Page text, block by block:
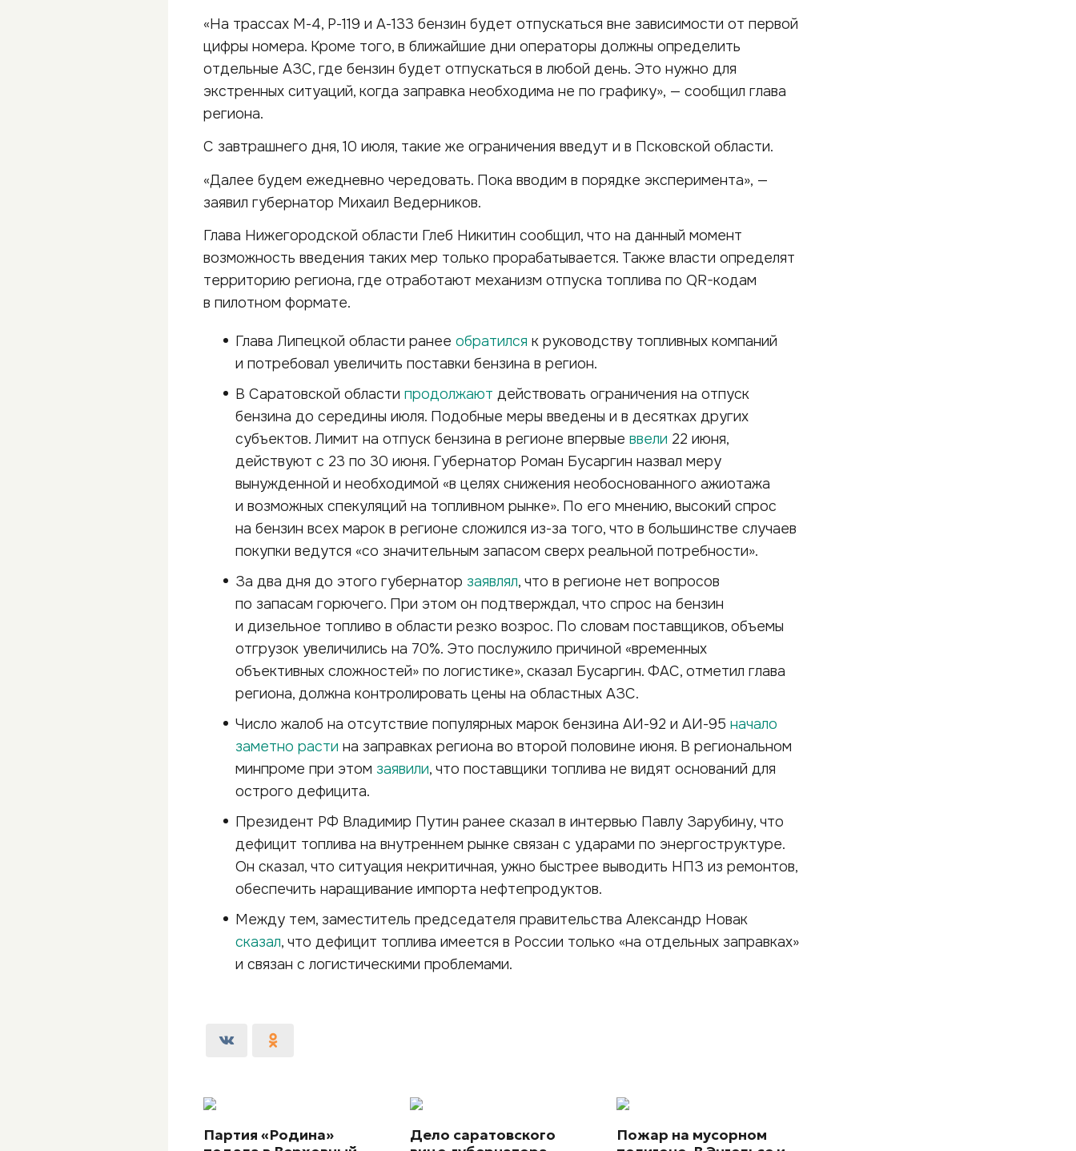
«На трассах М-4, Р-119 и А-133 бензин будет отпускаться вне зависимости от первой
цифры номера. Кроме того, в ближайшие дни операторы должны определить
отдельные АЗС, где бензин будет отпускаться в любой день. Это нужно для
экстренных ситуаций, когда заправка необходима не по графику», — сообщил глава
региона.
С завтрашнего дня, 10 июля, такие же ограничения введут и в Псковской области.
«Далее будем ежедневно чередовать. Пока вводим в порядке эксперимента», —
заявил губернатор Михаил Ведерников.
Глава Нижегородской области Глеб Никитин сообщил, что на данный момент
возможность введения таких мер только прорабатывается. Также власти определят
территорию региона, где отработают механизм отпуска топлива по QR-кодам
в пилотном формате.
Глава Липецкой области ранее обратился к руководству топливных компаний
и потребовал увеличить поставки бензина в регион.
В Саратовской области продолжают действовать ограничения на отпуск
бензина до середины июля. Подобные меры введены и в десятках других
субъектов. Лимит на отпуск бензина в регионе впервые ввели 22 июня,
действуют с 23 по 30 июня. Губернатор Роман Бусаргин назвал меру
вынужденной и необходимой «в целях снижения необоснованного ажиотажа
и возможных спекуляций на топливном рынке». По его мнению, высокий спрос
на бензин всех марок в регионе сложился из-за того, что в большинстве случаев
покупки ведутся «со значительным запасом сверх реальной потребности».
За два дня до этого губернатор заявлял, что в регионе нет вопросов
по запасам горючего. При этом он подтверждал, что спрос на бензин
и дизельное топливо в области резко возрос. По словам поставщиков, объемы
отгрузок увеличились на 70%. Это послужило причиной «временных
объективных сложностей» по логистике», сказал Бусаргин. ФАС, отметил глава
региона, должна контролировать цены на областных АЗС.
Число жалоб на отсутствие популярных марок бензина АИ-92 и АИ-95 начало
заметно расти на заправках региона во второй половине июня. В региональном
минпроме при этом заявили, что поставщики топлива не видят оснований для
острого дефицита.
Президент РФ Владимир Путин ранее сказал в интервью Павлу Зарубину, что
дефицит топлива на внутреннем рынке связан с ударами по энергоструктуре.
Он сказал, что ситуация некритичная, ужно быстрее выводить НПЗ из ремонтов,
обеспечить наращивание импорта нефтепродуктов.
Между тем, заместитель председателя правительства Александр Новак
сказал, что дефицит топлива имеется в России только «на отдельных заправках»
и связан с логистическими проблемами.
Партия «Родина»
Дело саратовского
Пожар на мусорном